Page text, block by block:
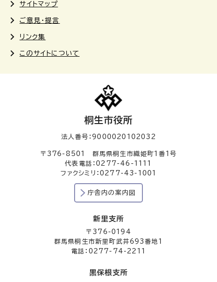
サイトマップ
ご意見・提言
リンク集
このサイトについて
桐生市役所
法人番号：9000020102032
〒376-8501 群馬県桐生市織姫町1番1号
代表電話：0277-46-1111
ファクシミリ：0277-43-1001
庁舎内の案内図
新里支所
〒376-0194
群馬県桐生市新里町武井693番地1
電話：0277-74-2211
黒保根支所